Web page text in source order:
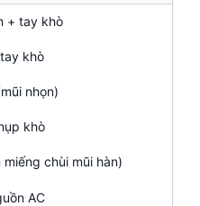
+ tay khò
khò
nhọn)
khò
chùi mũi hàn)
AC